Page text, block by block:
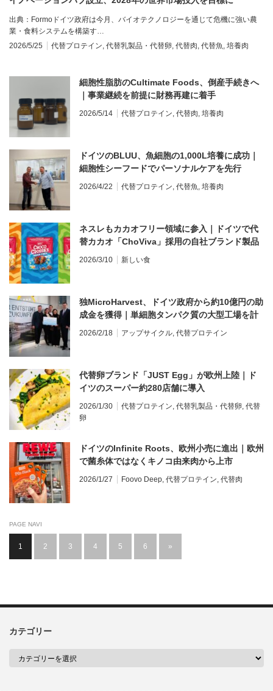
出典：Formoドイツ政府は今月、バイオテクノロジーを通じて危機に強い農
業・食料システムを構築す…
2026/5/25
代替プロテイン, 代替乳製品・代替卵, 代替肉, 代替魚, 培養肉
細胞性脂肪のCultimate Foods、倒産手続きへ
｜事業継続を前提に財務再建に着手
2026/5/14 代替プロテイン, 代替肉, 培養肉
ドイツのBLUU、魚細胞の1,000L培養に成功｜
細胞性シーフードでパーソナルケアを先行
2026/4/22 代替プロテイン, 代替魚, 培養肉
ネスレもカカオフリー領域に参入｜ドイツで代
替カカオ「ChoViva」採用の自社ブランド製品
を来月発売へ
2026/3/10 新しい食
独MicroHarvest、ドイツ政府から約10億円の助
成金を獲得｜単細胞タンパク質の大型工場を計
2026/2/18 アップサイクル, 代替プロテイン
代替卵ブランド「JUST Egg」が欧州上陸｜ド
イツのスーパー約280店舗に導入
2026/1/30 代替プロテイン, 代替乳製品・代替卵, 代替
卵
ドイツのInfinite Roots、欧州小売に進出｜欧州
で菌糸体ではなくキノコ由来肉から上市
2026/1/27 Foovo Deep, 代替プロテイン, 代替肉
PAGE NAVI
1 2 3 4 5 6 »
カテゴリー